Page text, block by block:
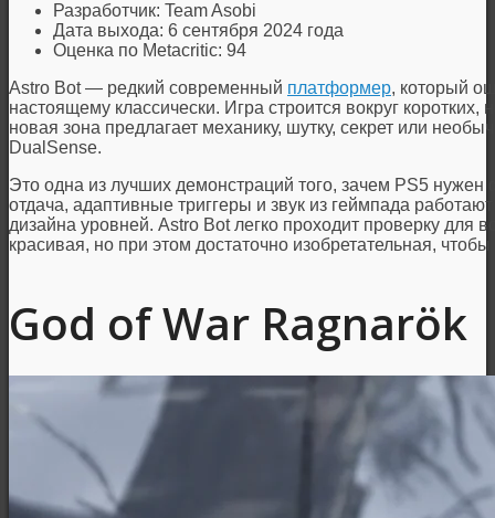
Разработчик: Team Asobi
Дата выхода: 6 сентября 2024 года
Оценка по Metacritic: 94
Astro Bot — редкий современный платформер, который
настоящему классически. Игра строится вокруг
новая зона предлагает механику, шутку, секрет или
DualSense.
Это одна из лучших демонстраций того, зачем PS5
отдача, адаптивные триггеры и звук из геймпада
дизайна уровней. Astro Bot легко проходит проверку для
красивая, но при этом достаточно изобретательная,
God of War Ragnarök